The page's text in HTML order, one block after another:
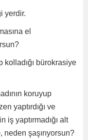
yerdir.
el
kolladığı bürokrasiye
koruyup
yaptırdığı ve
iş yaptırmadığı alt
şaşırıyorsun?